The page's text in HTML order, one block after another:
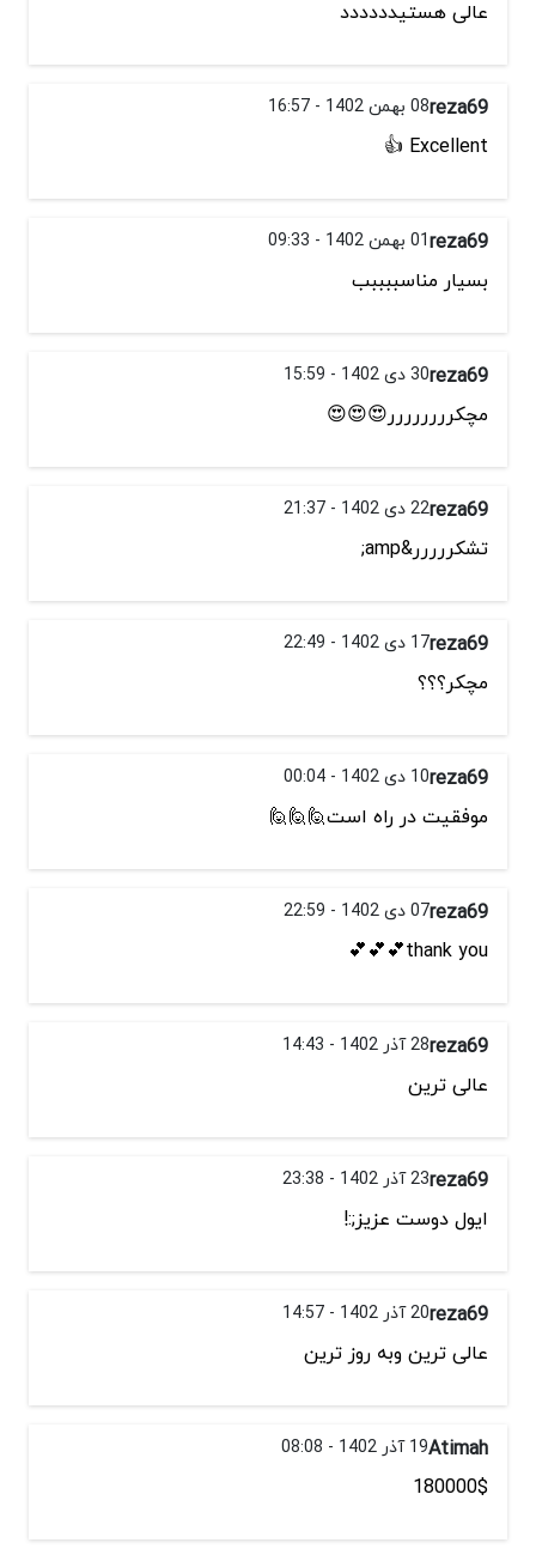
عالی هستیدددددد
reza6908 بهمن 1402 - 16:57
Excellent 👍
reza6901 بهمن 1402 - 09:33
بسیار مناسببببب
reza6930 دی 1402 - 15:59
مچکرررررررر😍😍😍
reza6922 دی 1402 - 21:37
تشکررررر&amp;
reza6917 دی 1402 - 22:49
مچکر؟؟؟
reza6910 دی 1402 - 00:04
موفقیت در راه است🙋🙋🙋
reza6907 دی 1402 - 22:59
thank you💕💕💕
reza6928 آذر 1402 - 14:43
عالی ترین
reza6923 آذر 1402 - 23:38
ایول دوست عزیز;:!
reza6920 آذر 1402 - 14:57
عالی ترین وبه روز ترین
Atimah19 آذر 1402 - 08:08
180000$